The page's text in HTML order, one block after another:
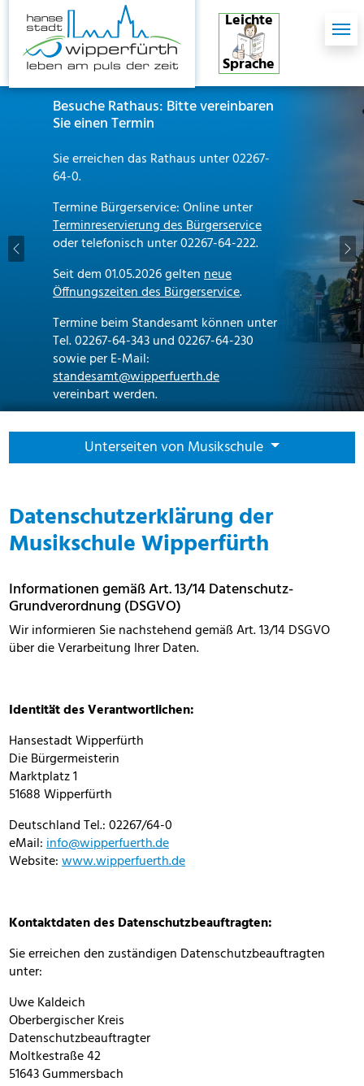
Skip to main content
Skip to page footer
Leichte
Sprache
Besuche Rathaus: Bitte vereinbaren
Sie einen Termin
Sie erreichen das Rathaus unter 02267-
64-0.
Termine Bürgerservice: Online unter
Terminreservierung des Bürgerservice
oder telefonisch unter 02267-64-222.
Seit dem 01.05.2026 geltenneue
Öffnungszeiten des Bürgerservice.
Termine beim Standesamt können unter
Tel. 02267-64-343 und 02267-64-230
sowie per E-Mail:
standesamt@wipperfuerth.de
vereinbart werden.
Previous
Unterseiten von Musikschule
Datenschutzerklärung der
Musikschule Wipperfürth
Informationen gemäß Art. 13/14 Datenschutz-
Grundverordnung (DSGVO)
Wir informieren Sie nachstehend gemäß Art. 13/14 DSGVO
über die Verarbeitung Ihrer Daten.
Identität des Verantwortlichen:
Hansestadt Wipperfürth
Die Bürgermeisterin
Marktplatz 1
51688 Wipperfürth
Deutschland Tel.: 02267/64-0
eMail:info@wipperfuerth.de
Website:www.wipperfuerth.de
Kontaktdaten des Datenschutzbeauftragten:
Sie erreichen den zuständigen Datenschutzbeauftragten
unter:
Uwe Kaldeich
Oberbergischer Kreis
Datenschutzbeauftragter
Moltkestraße 42
51643 Gummersbach